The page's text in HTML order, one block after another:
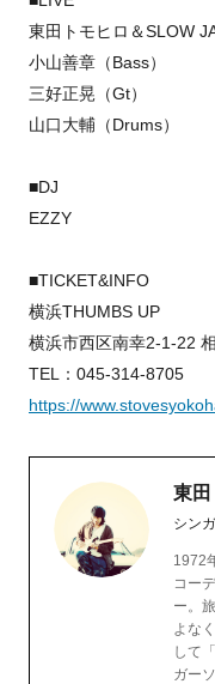
東田トモヒロ＆SLOW
小山善章（Bass）
三好正晃（Gt）
山口大輔（Drums）
■DJ
EZZY
■TICKET&INFO
横浜THUMBS UP
横浜市西区南幸2-1-22
TEL：045-314-8705
https://
東田
シン
1972
コー
ー。
よな
して
ガー